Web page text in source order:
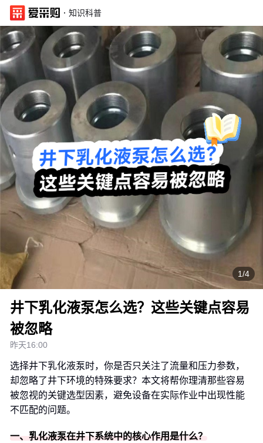
· 知识科普
1/4
井下乳化液泵怎么选？这些关键点容易
被忽略
昨天16:00
选择井下乳化液泵时，你是否只关注了流量和压力参数，
却忽略了井下环境的特殊要求？本文将帮你理清那些容易
被忽视的关键选型因素，避免设备在实际作业中出现性能
不匹配的问题。
一、乳化液泵在井下系统中的核心作用是什么？